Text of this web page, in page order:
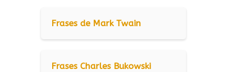
Frases de Mark Twain
Frases Charles Bukowski